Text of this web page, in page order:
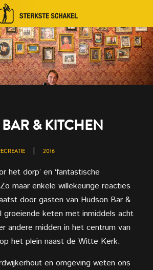
& KITCHEN
| 2016
het dorp’ en ‘fantastische
maar enkele willekeurige reacties
door gasten van Hudson Bar &
groeiende keten met inmiddels acht
andere midden in het centrum van
het plein naast de Witte Kerk.
en omgeving weten ons